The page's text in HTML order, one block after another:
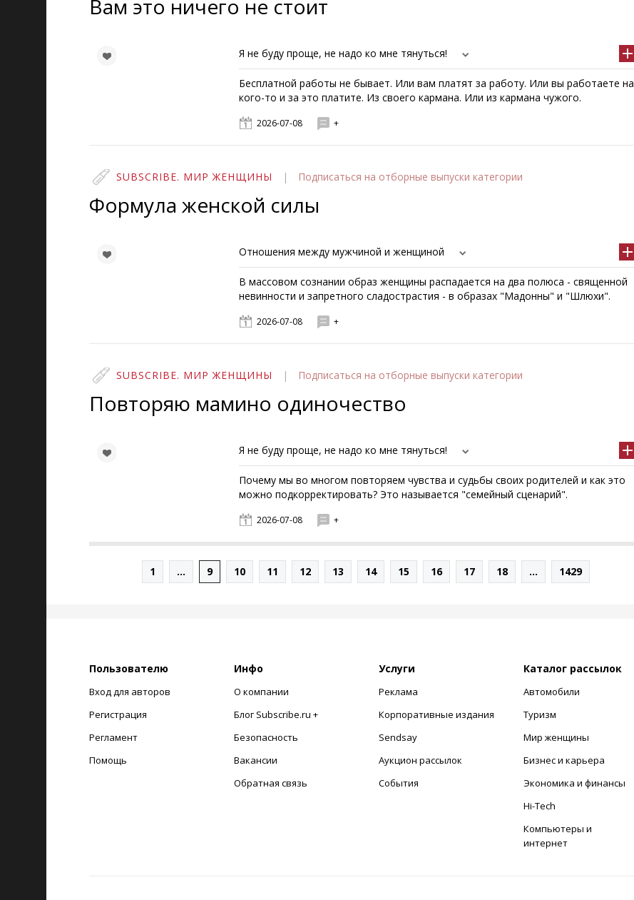
Вам это ничего не стоит
Я не буду проще, не надо ко мне тянуться!
Бесплатной работы не бывает. Или вам платят за работу. Или вы работаете на
кого-то и за это платите. Из своего кармана. Или из кармана чужого.
2026-07-08 +
SUBSCRIBE. МИР ЖЕНЩИНЫ | Подписаться на отборные выпуски категории
Формула женской силы
Отношения между мужчиной и женщиной
В массовом сознании образ женщины распадается на два полюса - священной
невинности и запретного сладострастия - в образах "Мадонны" и "Шлюхи".
2026-07-08 +
SUBSCRIBE. МИР ЖЕНЩИНЫ | Подписаться на отборные выпуски категории
Повторяю мамино одиночество
Я не буду проще, не надо ко мне тянуться!
Почему мы во многом повторяем чувства и судьбы своих родителей и как это
можно подкорректировать? Это называется "семейный сценарий".
2026-07-08 +
1 ... 9 10 11 12 13 14 15 16 17 18 ... 1429
Пользователю
Вход для авторов
Регистрация
Регламент
Помощь
Инфо
О компании
Блог Subscribe.ru +
Безопасность
Вакансии
Обратная связь
Услуги
Реклама
Корпоративные издания
Sendsay
Аукцион рассылок
События
Каталог рассылок
Автомобили
Туризм
Мир женщины
Бизнес и карьера
Экономика и финансы
Hi-Tech
Компьютеры и
интернет